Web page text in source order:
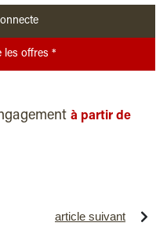
Je découvre les offres *
à partir de
article suivant